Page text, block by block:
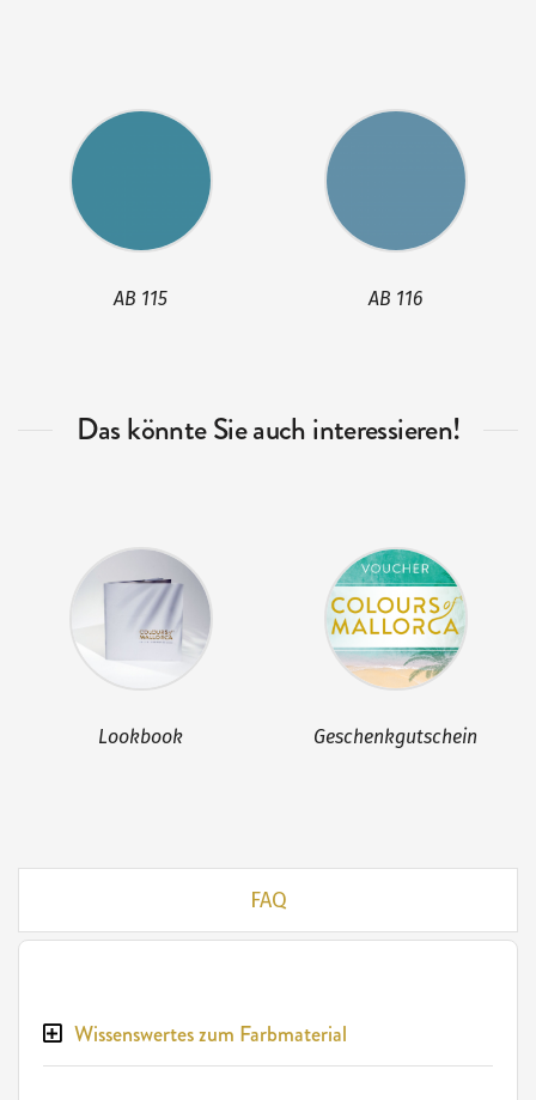
AB 115 AB 116
Das könnte Sie auch interessieren!
Lookbook Geschenkgutschein
FAQ
Wissenswertes zum Farbmaterial